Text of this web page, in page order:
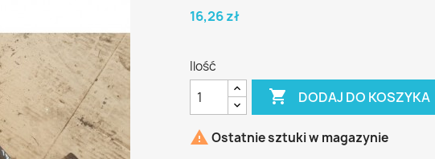
16,26 zł
Ilość
 DODAJ DO KOSZYKA
 Ostatnie sztuki w magazynie